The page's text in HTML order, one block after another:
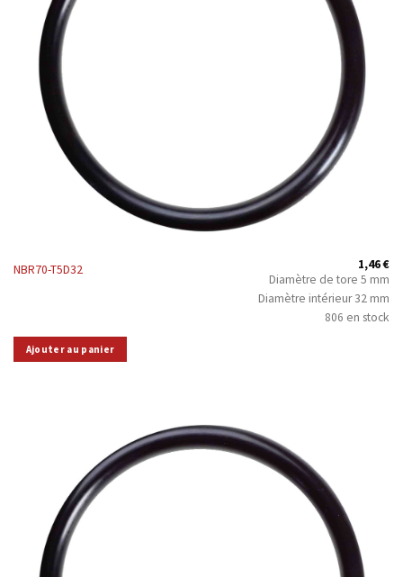
NBR70-T5D32 1,46€
Diamètre de tore 5 mm
Diamètre intérieur 32 mm
806 en stock
Ajouter au panier